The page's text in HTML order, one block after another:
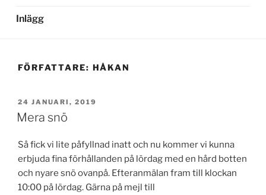
Inlägg
FÖRFATTARE: HÅKAN
PUBLICERAT
24 JANUARI, 2019
Mera snö
Så fick vi lite påfyllnad inatt och nu kommer vi kunna
erbjuda fina förhållanden på lördag med en hård botten
och nyare snö ovanpå. Efteranmälan fram till klockan
10:00 på lördag. Gärna på mejl till